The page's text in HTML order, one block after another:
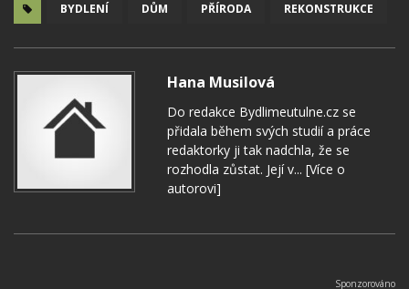
BYDLENÍ DŮM PŘÍRODA REKONSTRUKCE
Hana Musilová
Do redakce Bydlimeutulne.cz se
přidala během svých studií a práce
redaktorky ji tak nadchla, že se
rozhodla zůstat. Její v... [Více o
autorovi]